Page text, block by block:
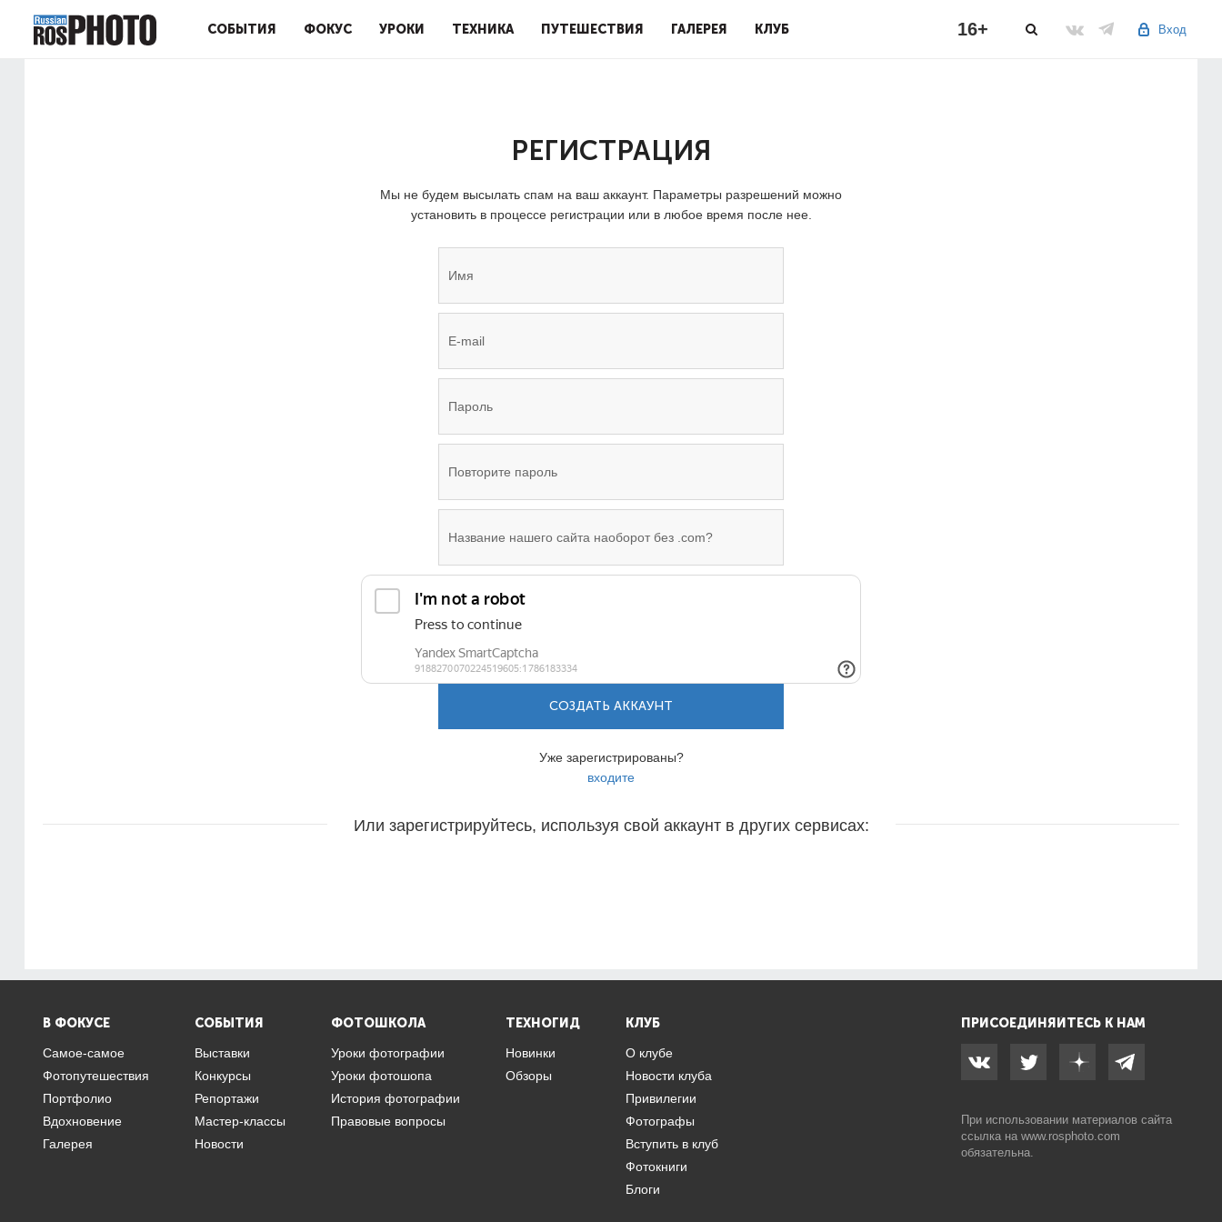
СОБЫТИЯ ФОКУС УРОКИ ТЕХНИКА ПУТЕШЕСТВИЯ ГАЛЕРЕЯ КЛУБ Вход
16+
РЕГИСТРАЦИЯ
Мы не будем высылать спам на ваш аккаунт. Параметры разрешений можно
установить в процессе регистрации или в любое время после нее.
СОЗДАТЬ АККАУНТ
Уже зарегистрированы?
входите
Или зарегистрируйтесь, используя свой аккаунт в других сервисах:
В ФОКУСЕ
Самое-самое
Фотопутешествия
Портфолио
Вдохновение
Галерея
СОБЫТИЯ
Выставки
Конкурсы
Репортажи
Мастер-классы
Новости
ФОТОШКОЛА
Уроки фотографии
Уроки фотошопа
История фотографии
Правовые вопросы
ТЕХНОГИД
Новинки
Обзоры
КЛУБ
О клубе
Новости клуба
Привилегии
Фотографы
Вступить в клуб
Фотокниги
Блоги
ПРИСОЕДИНЯЙТЕСЬ К НАМ
При использовании материалов сайта
ссылка на www.rosphoto.com
обязательна.